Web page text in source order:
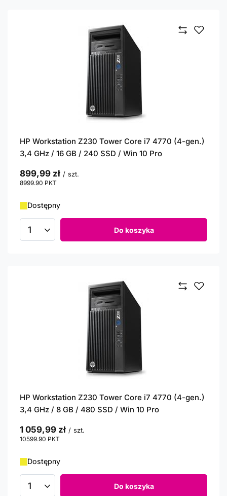
HP Workstation Z230 Tower Core i7 4770 (4-gen.)
3,4 GHz / 16 GB / 240 SSD / Win 10 Pro
899,99 zł / szt.
8999.90 PKT
Dostępny
Ilość produktów Do koszyka
HP Workstation Z230 Tower Core i7 4770 (4-gen.)
3,4 GHz / 8 GB / 480 SSD / Win 10 Pro
1 059,99 zł / szt.
10599.90 PKT
Dostępny
Ilość produktów Do koszyka